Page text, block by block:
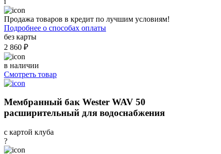
Продажа товаров в кредит по лучшим условиям!
Подробнее о способах оплаты
без карты
2 860 ₽
в наличии
Смотреть товар
Мембранный бак Wester WAV 50
расширительный для водоснабжения
с картой клуба
?